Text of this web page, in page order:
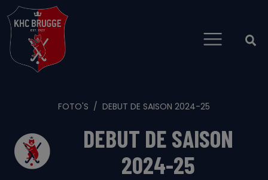
FOTO'S DEBUT DE SAISON 2024-25
DEBUT DE SAISON
2024-25